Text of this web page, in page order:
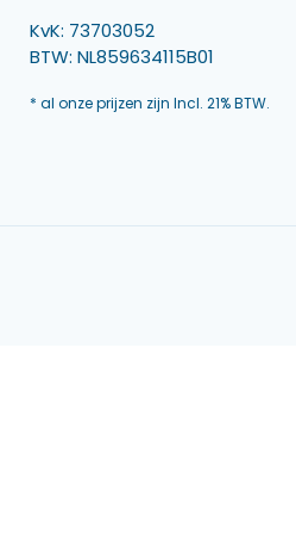
KvK: 73703052
BTW: NL859634115B01
* al onze prijzen zijn Incl. 21% BTW.